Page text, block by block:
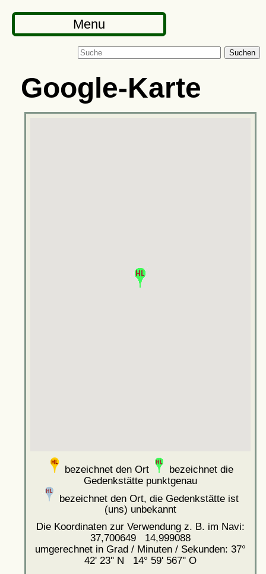
Menu
Suchen
Google-Karte
bezeichnet den Ort
bezeichnet die
Gedenkstätte punktgenau
bezeichnet den Ort, die Gedenkstätte ist
(uns) unbekannt
Die Koordinaten zur Verwendung z. B. im Navi:
37,700649 14,999088
umgerechnet in Grad / Minuten / Sekunden: 37°
42' 23'' N 14° 59' 567'' O